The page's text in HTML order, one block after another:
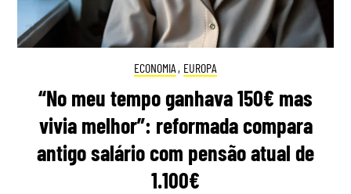
ECONOMIA , EUROPA
“No meu tempo ganhava 150€ mas
vivia melhor”: reformada compara
antigo salário com pensão atual de
1.100€